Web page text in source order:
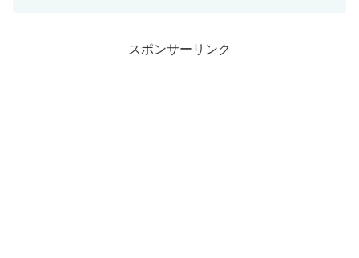
スポンサーリンク